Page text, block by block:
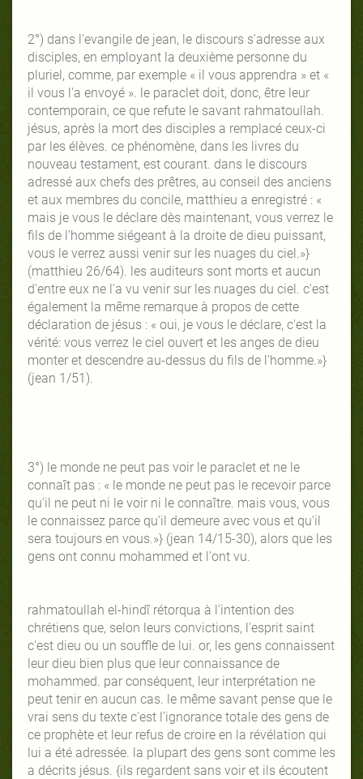
2°) dans l'evangile de jean, le discours s'adresse aux
disciples, en employant la deuxième personne du
pluriel, comme, par exemple « il vous apprendra » et «
il vous l'a envoyé ». le paraclet doit, donc, être leur
contemporain, ce que refute le savant rahmatoullah.
jésus, après la mort des disciples a remplacé ceux-ci
par les élèves. ce phénomène, dans les livres du
nouveau testament, est courant. dans le discours
adressé aux chefs des prêtres, au conseil des anciens
et aux membres du concile, matthieu a enregistré : «
mais je vous le déclare dès maintenant, vous verrez le
fils de l'homme siégeant à la droite de dieu puissant,
vous le verrez aussi venir sur les nuages du ciel.»}
(matthieu 26/64). les auditeurs sont morts et aucun
d'entre eux ne l'a vu venir sur les nuages du ciel. c'est
également la même remarque à propos de cette
déclaration de jésus : « oui, je vous le déclare, c'est la
vérité: vous verrez le ciel ouvert et les anges de dieu
monter et descendre au-dessus du fils de l'homme.»}
(jean 1/51).
3°) le monde ne peut pas voir le paraclet et ne le
connaît pas : « le monde ne peut pas le recevoir parce
qu'il ne peut ni le voir ni le connaître. mais vous, vous
le connaissez parce qu'il demeure avec vous et qu'il
sera toujours en vous.»} (jean 14/15-30), alors que les
gens ont connu mohammed et l'ont vu.
rahmatoullah el-hindî rétorqua à l'intention des
chrétiens que, selon leurs convictions, l'esprit saint
c'est dieu ou un souffle de lui. or, les gens connaissent
leur dieu bien plus que leur connaissance de
mohammed. par conséquent, leur interprétation ne
peut tenir en aucun cas. le même savant pense que le
vrai sens du texte c'est l'ignorance totale des gens de
ce prophète et leur refus de croire en la révélation qui
lui a été adressée. la plupart des gens sont comme les
a décrits jésus. {ils regardent sans voir et ils écoutent